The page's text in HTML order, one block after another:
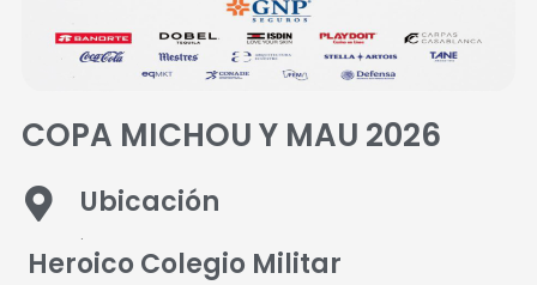
COPA MICHOU Y MAU 2026
Ubicación
.
Heroico Colegio Militar